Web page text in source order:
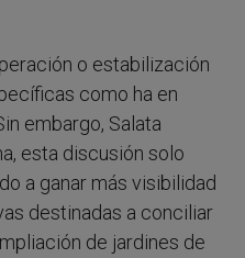
o estabilización
como ha en
embargo, Salata
esta discusión solo
a ganar más visibilidad
destinadas a conciliar
de jardines de